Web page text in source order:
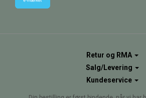
Retur og RMA
Salg/Levering
Kundeservice